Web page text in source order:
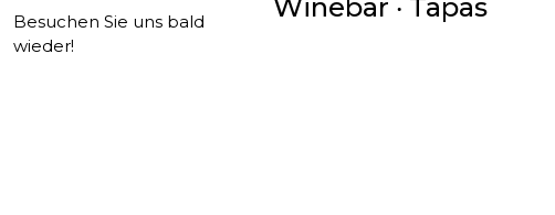
Besuchen Sie uns bald
wieder!
Winebar ‧ Tapas